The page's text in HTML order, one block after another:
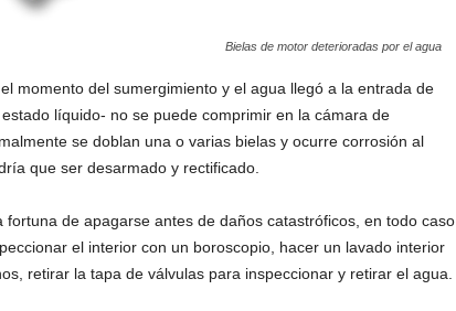
Bielas de motor deterioradas por el agua
momento del sumergimiento y el agua llegó a la entrada de
líquido- no se puede comprimir en la cámara de
se doblan una o varias bielas y ocurre corrosión al
que ser desarmado y rectificado.
de apagarse antes de daños catastróficos, en todo caso
el interior con un boroscopio, hacer un lavado interior
retirar la tapa de válvulas para inspeccionar y retirar el agua.